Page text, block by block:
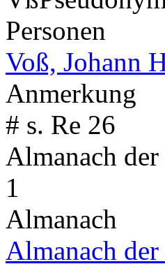
Personen
Voß, Johann
Anmerkung
# s. Re 26
Almanach
1
Almanach
Almanach